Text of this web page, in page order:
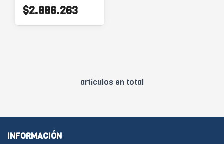
$2.886.263
artículos en total
INFORMACIÓN